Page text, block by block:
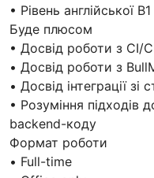
• Рівень англійської
Буде плюсом
• Досвід роботи з CI/
• Досвід роботи з
• Досвід інтеграції
• Розуміння підходів
backend-коду
Формат роботи
• Full-time